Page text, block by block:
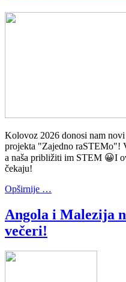
Kolovoz 2026 donosi nam
projekta "Zajedno raSTEMo"!
a naša približiti im STEM 😀I
čekaju!
Opširnije …
Angola i Malezija
večeri!